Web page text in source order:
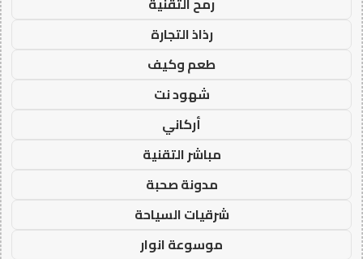
رذاذ التجارة
طعم وكيف
شهود نت
أركاني
مباشر التقنية
مدونة صحبة
شرقيات السياحة
موسوعة انوار